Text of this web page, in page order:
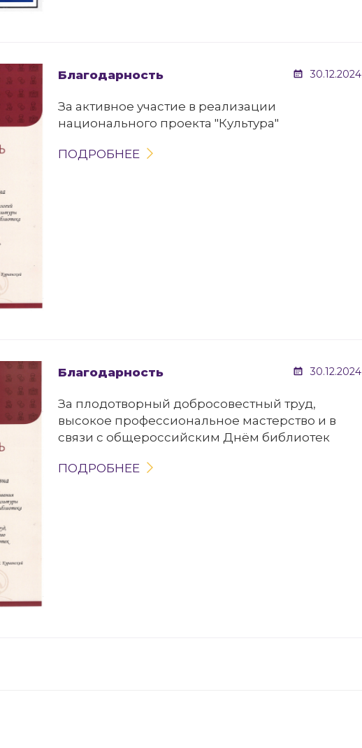
30.12.2024
Благодарность
За активное участие в реализации
национального проекта "Культура"
ПОДРОБНЕЕ
30.12.2024
Благодарность
За плодотворный добросовестный труд,
высокое профессиональное мастерство и в
связи с общероссийским Днём библиотек
ПОДРОБНЕЕ